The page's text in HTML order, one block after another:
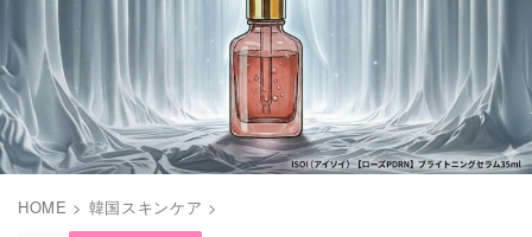
HOME > 韓国スキンケア >